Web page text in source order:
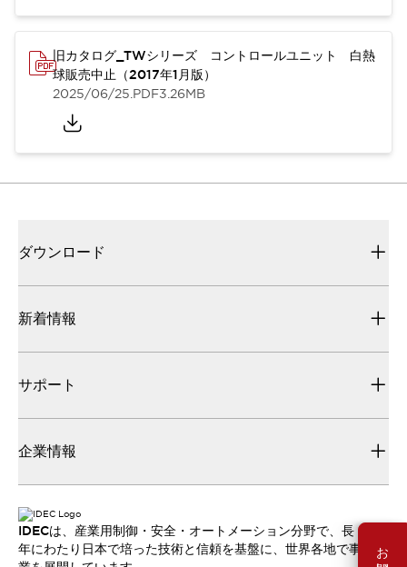
旧カタログ_TWシリーズ コントロールユニット 白熱
球販売中止（2017年1月版）
2025/06/25.PDF3.26MB
ダウンロード
新着情報
サポート
企業情報
IDECは、産業用制御・安全・オートメーション分野で、長
年にわたり日本で培った技術と信頼を基盤に、世界各地で事